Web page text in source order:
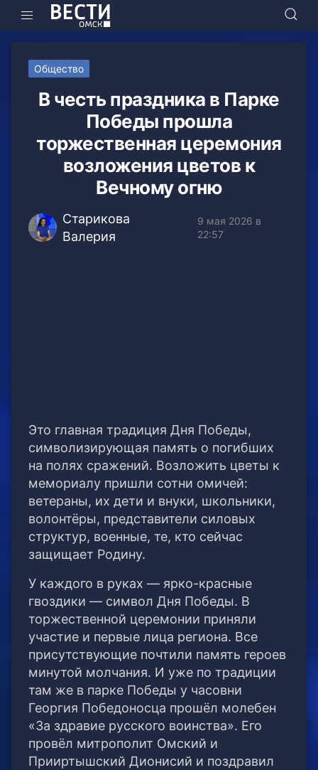
Общество
В честь праздника в Парке
Победы прошла
торжественная церемония
возложения цветов к
Вечному огню
Старикова
Валерия
9 мая 2026 в
22:57
Это главная традиция Дня Победы,
символизирующая память о погибших
на полях сражений. Возложить цветы к
мемориалу пришли сотни омичей:
ветераны, их дети и внуки, школьники,
волонтёры, представители силовых
структур, военные, те, кто сейчас
защищает Родину.
У каждого в руках — ярко-красные
гвоздики — символ Дня Победы. В
торжественной церемонии приняли
участие и первые лица региона. Все
присутствующие почтили память героев
минутой молчания. И уже по традиции
там же в парке Победы у часовни
Георгия Победоносца прошёл молебен
«За здравие русского воинства». Его
провёл митрополит Омский и
Прииртышский Дионисий и поздравил